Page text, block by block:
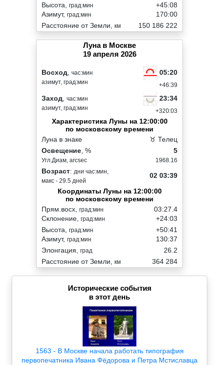
Высота, град:мин
Азимут, град:мин
+45:08
170:00
Расстояние от Земли, км 150 186 222
Луна в Москве
19 апреля 2026
Восход час:мин
азимут, град:мин
05:20
+46:39
Заход час:мин
азимут, град:мин
23:34
+320:03
Характеристика Луны на 12:00:00
по московскому времени
Луна в знаке
♉ Телец
Освещение , %
Угл.Диам, arcsec
5
1968.16
Возраст: дни час:мин,
макс - 29.5 дней
02 03:39
Координаты Луны на 12:00:00
по московскому времени
Прям.восх, град:мин
Склонение, град:мин
03:27.4
+24:03
Высота, град:мин
Азимут, град:мин
+50:41
130:37
Элонгация, град
26.2
Расстояние от Земли, км 364 284
Исторические события
в этот день
1563 - В Москве начала работать типография
первопечатника Ивана Фёдорова и Петра Мстиславца